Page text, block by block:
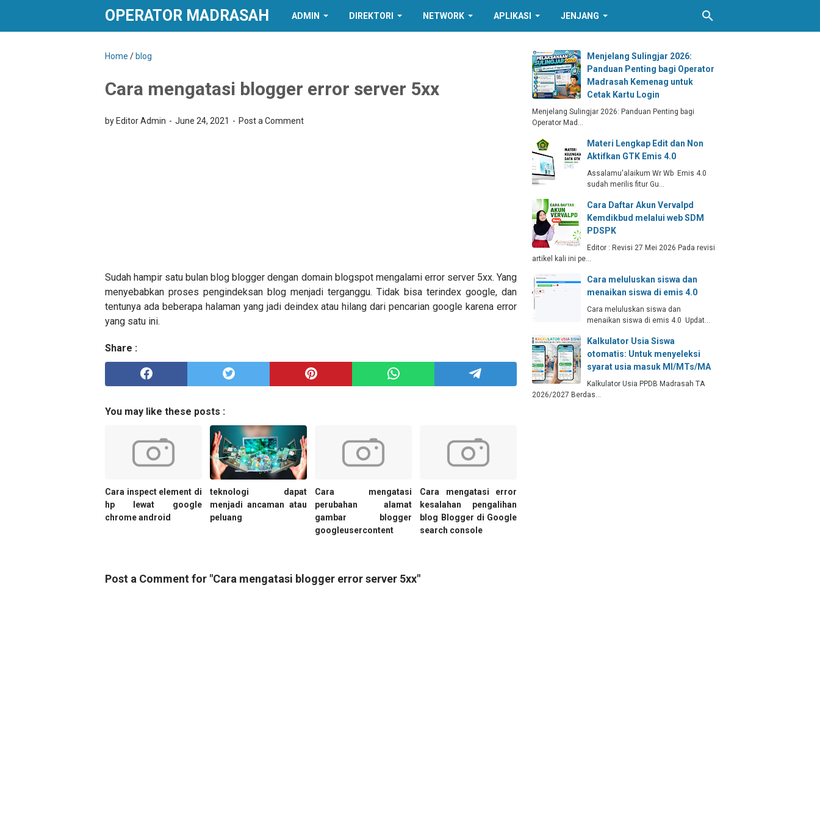
OPERATOR MADRASAH ADMIN DIREKTORI NETWORK APLIKASI JENJANG
Home / blog
Cara mengatasi blogger error server 5xx
by Editor Admin June 24, 2021 Post a Comment
Sudah hampir satu bulan blog blogger dengan domain blogspot mengalami error server 5xx. Yang
menyebabkan proses pengindeksan blog menjadi terganggu. Tidak bisa terindex google, dan
tentunya ada beberapa halaman yang jadi deindex atau hilang dari pencarian google karena error
yang satu ini.
Share :
You may like these posts :
Cara inspect element di
hp lewat google
chrome android
teknologi dapat
menjadi ancaman atau
peluang
Cara mengatasi
perubahan alamat
gambar blogger
googleusercontent
Cara mengatasi error
kesalahan pengalihan
blog Blogger di Google
search console
Post a Comment for "Cara mengatasi blogger error server 5xx"
Menjelang Sulingjar 2026:
Panduan Penting bagi Operator
Madrasah Kemenag untuk
Cetak Kartu Login
Menjelang Sulingjar 2026: Panduan Penting bagi
Operator Mad…
Materi Lengkap Edit dan Non
Aktifkan GTK Emis 4.0
Assalamu'alaikum Wr Wb Emis 4.0
sudah merilis fitur Gu…
Cara Daftar Akun Vervalpd
Kemdikbud melalui web SDM
PDSPK
Editor : Revisi 27 Mei 2026 Pada revisi
artikel kali ini pe…
Cara meluluskan siswa dan
menaikan siswa di emis 4.0
Cara meluluskan siswa dan
menaikan siswa di emis 4.0 Updat…
Kalkulator Usia Siswa
otomatis: Untuk menyeleksi
syarat usia masuk MI/MTs/MA
Kalkulator Usia PPDB Madrasah TA
2026/2027 Berdas…